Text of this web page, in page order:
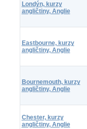
Londýn, kurzy
angličtiny, Anglie
Eastbourne, kurzy
angličtiny, Anglie
Bournemouth, kurzy
angličtiny, Anglie
Chester, kurzy
angličtiny, Anglie